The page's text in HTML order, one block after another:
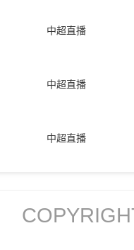
中超直播
中超直播
中超直播